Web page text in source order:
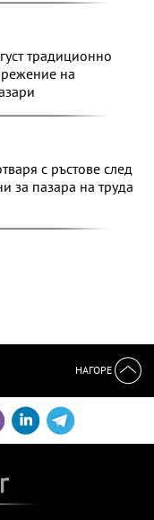
традиционно
на
с ръстове след
за пазара на труда
НАГОРЕ